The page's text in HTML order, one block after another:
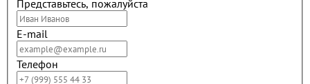
Представьтесь, пожалуйста
E-mail
Телефон